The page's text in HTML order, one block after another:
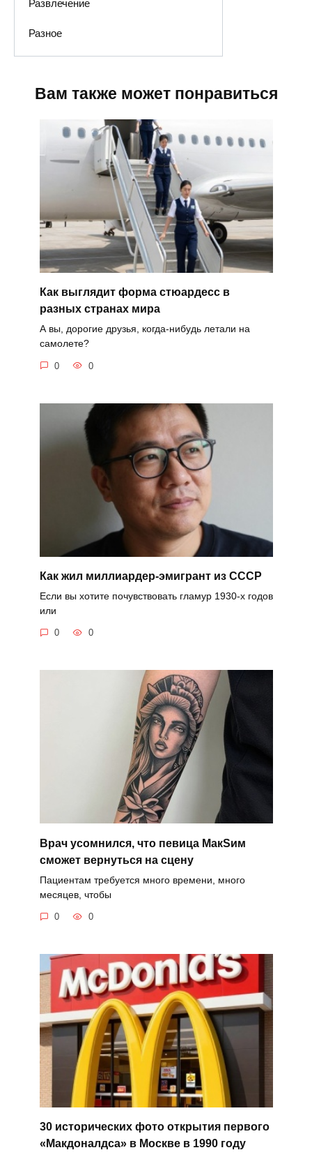
Развлечение
Разное
Вам также может понравиться
Как выглядит форма стюардесс в
разных странах мира
А вы, дорогие друзья, когда-нибудь летали на
самолете?
0 0
Как жил миллиардер-эмигрант из СССР
Если вы хотите почувствовать гламур 1930-х годов
или
0 0
Врач усомнился, что певица MaкSим
сможет вернуться на сцену
Пациентам требуется много времени, много
месяцев, чтобы
0 0
30 исторических фото открытия первого
«Макдоналдса» в Москве в 1990 году